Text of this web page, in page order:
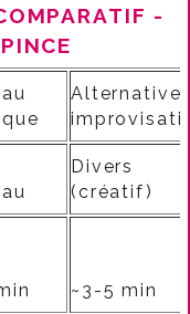
-
Alternative
Divers
(créatif)
~3-5 min